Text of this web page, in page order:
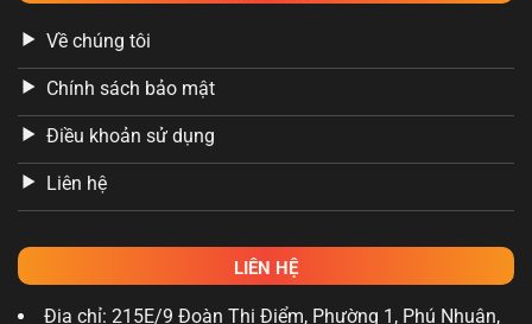
Về chúng tôi
Chính sách bảo mật
Điều khoản sử dụng
Liên hệ
LIÊN HỆ
Địa chỉ: 215E/9 Đoàn Thị Điểm, Phường 1, Phú Nhuận,